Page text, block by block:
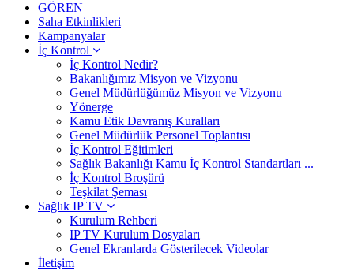
GÖREN
Saha Etkinlikleri
Kampanyalar
İç Kontrol
İç Kontrol Nedir?
Bakanlığımız Misyon ve Vizyonu
Genel Müdürlüğümüz Misyon ve Vizyonu
Yönerge
Kamu Etik Davranış Kuralları
Genel Müdürlük Personel Toplantısı
İç Kontrol Eğitimleri
Sağlık Bakanlığı Kamu İç Kontrol Standartları ...
İç Kontrol Broşürü
Teşkilat Şeması
Sağlık IP TV
Kurulum Rehberi
IP TV Kurulum Dosyaları
Genel Ekranlarda Gösterilecek Videolar
İletişim